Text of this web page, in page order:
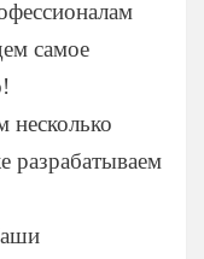
самое
несколько
разрабатываем